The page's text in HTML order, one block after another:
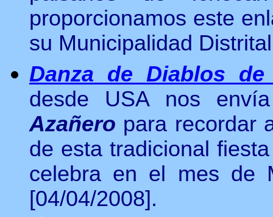
proporcionamos este
su Municipalidad
Danza de Diablos de
desde USA nos
Azañero para recordar
de esta tradicional
celebra en el mes de
[04/04/2008].